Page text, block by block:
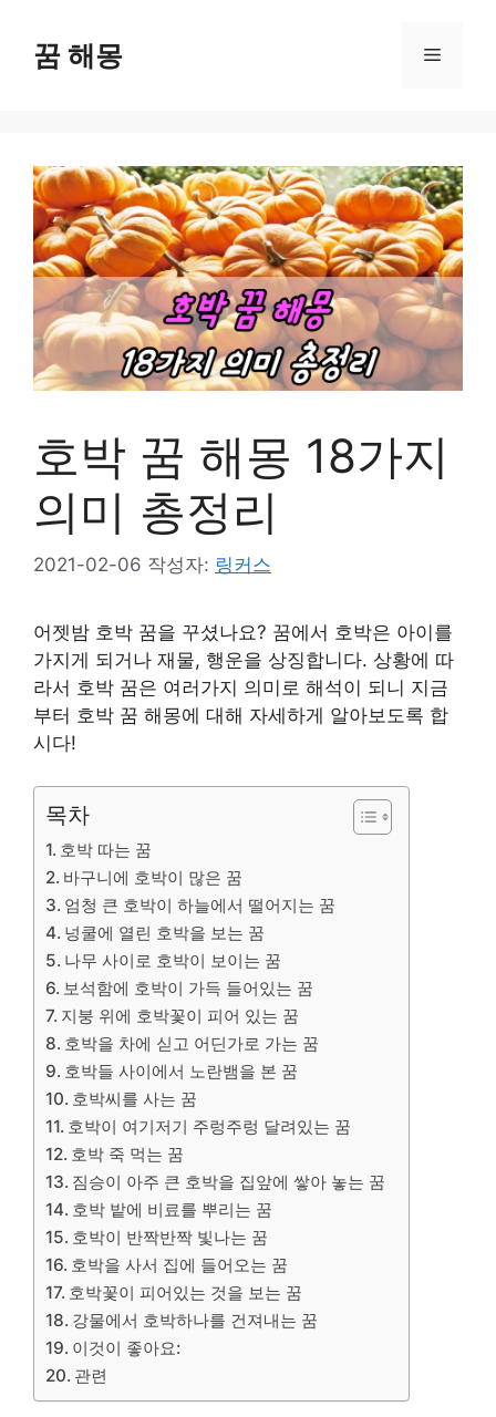
꿈 해몽 메
호박 꿈 해몽 18가지
의미 총정리
2021-02-06 작성자: 링커스
어젯밤 호박 꿈을 꾸셨나요? 꿈에서 호박은 아이를
가지게 되거나 재물, 행운을 상징합니다. 상황에 따
라서 호박 꿈은 여러가지 의미로 해석이 되니 지금
부터 호박 꿈 해몽에 대해 자세하게 알아보도록 합
시다!
목차
호박 따는 꿈
바구니에 호박이 많은 꿈
엄청 큰 호박이 하늘에서 떨어지는 꿈
넝쿨에 열린 호박을 보는 꿈
나무 사이로 호박이 보이는 꿈
보석함에 호박이 가득 들어있는 꿈
지붕 위에 호박꽃이 피어 있는 꿈
호박을 차에 싣고 어딘가로 가는 꿈
호박들 사이에서 노란뱀을 본 꿈
호박씨를 사는 꿈
호박이 여기저기 주렁주렁 달려있는 꿈
호박 죽 먹는 꿈
짐승이 아주 큰 호박을 집앞에 쌓아 놓는 꿈
호박 밭에 비료를 뿌리는 꿈
호박이 반짝반짝 빛나는 꿈
호박을 사서 집에 들어오는 꿈
호박꽃이 피어있는 것을 보는 꿈
강물에서 호박하나를 건져내는 꿈
이것이 좋아요:
관련